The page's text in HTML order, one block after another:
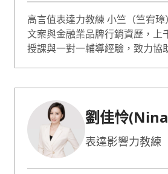
⾼⾔值表達⼒教練 ⼩竺（竺宥
⽂案與⾦融業品牌⾏銷資歷，上
授課與⼀對⼀輔導經驗，致⼒協
企業內訓講師，並透過⼀對⼀教
企業中⾼階主管與專業⼯作者提
銷售、公眾演說與職場溝通的能
社群電商平台創業輔導與
作：《說到賣得動 - 把專業說成
劉佳怜
表達影響力教練